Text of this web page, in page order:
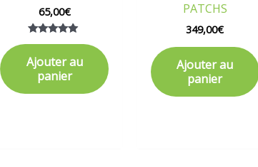
65,00€
Note
sur 5
Ajouter au
panier
PATCHS
349,00€
Ajouter au
panier